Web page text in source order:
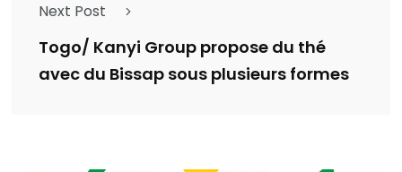
Next Post
Togo/ Kanyi Group propose du thé
avec du Bissap sous plusieurs formes